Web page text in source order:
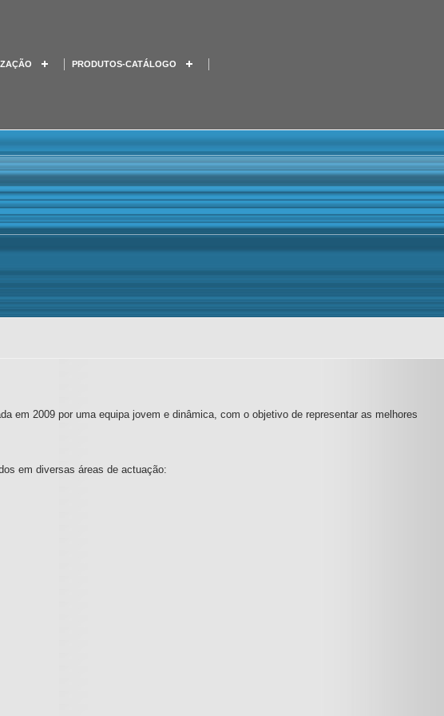
PRODUTOS-CATÁLOGO
em 2009 por uma equipa jovem e dinâmica, com o objetivo de representar as melhores
em diversas áreas de actuação: